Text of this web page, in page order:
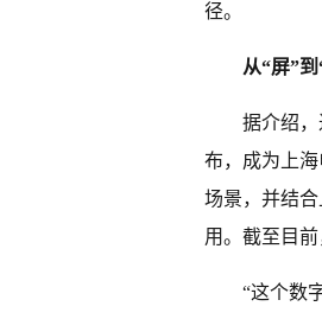
径。
从“屏”
据介绍
布，成为上
场景，并结
用。截至目前
“这个数